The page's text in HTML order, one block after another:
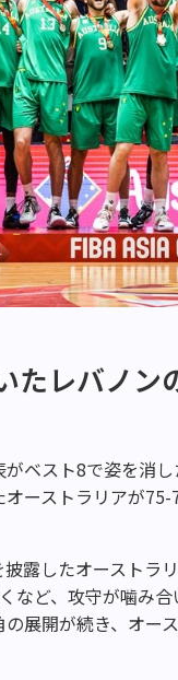
たレバノン
ベスト8で姿を消
ーストラリアが
露したオーストラ
など、攻守が噛み
展開が続き、オー